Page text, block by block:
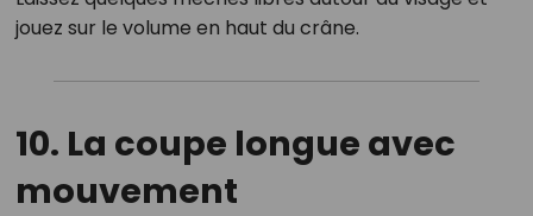
jouez sur le volume en haut du crâne.
10. La coupe longue avec
mouvement